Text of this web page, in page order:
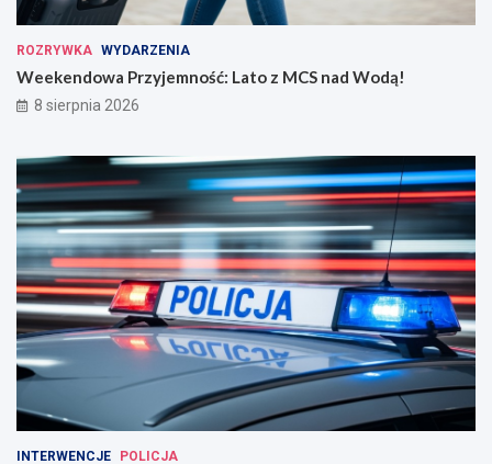
ROZRYWKA WYDARZENIA
Weekendowa Przyjemność: Lato z MCS nad Wodą!
8 sierpnia 2026
INTERWENCJE POLICJA